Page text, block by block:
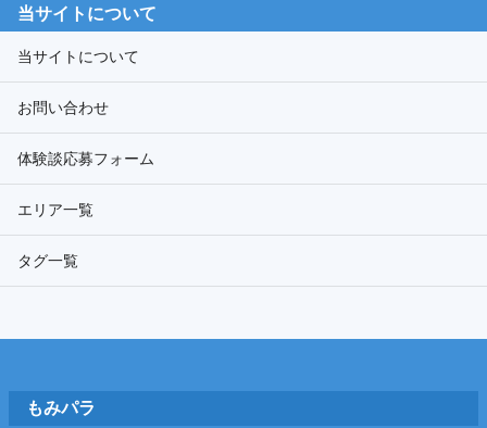
当サイトについて
当サイトについて
お問い合わせ
体験談応募フォーム
エリア一覧
タグ一覧
Footerもみパラ